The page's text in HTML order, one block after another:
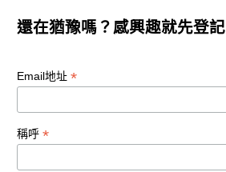
還在猶豫嗎？感興趣就先登記
Email地址 *
稱呼 *